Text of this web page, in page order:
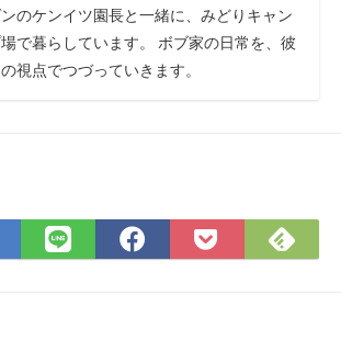
のケンイツ園長と一緒に、みどりキャン
で暮らしています。 ボブ家の日常を、彼
視点でつづっていきます。
LINE
で
Facebook
で
Pocket
に
で